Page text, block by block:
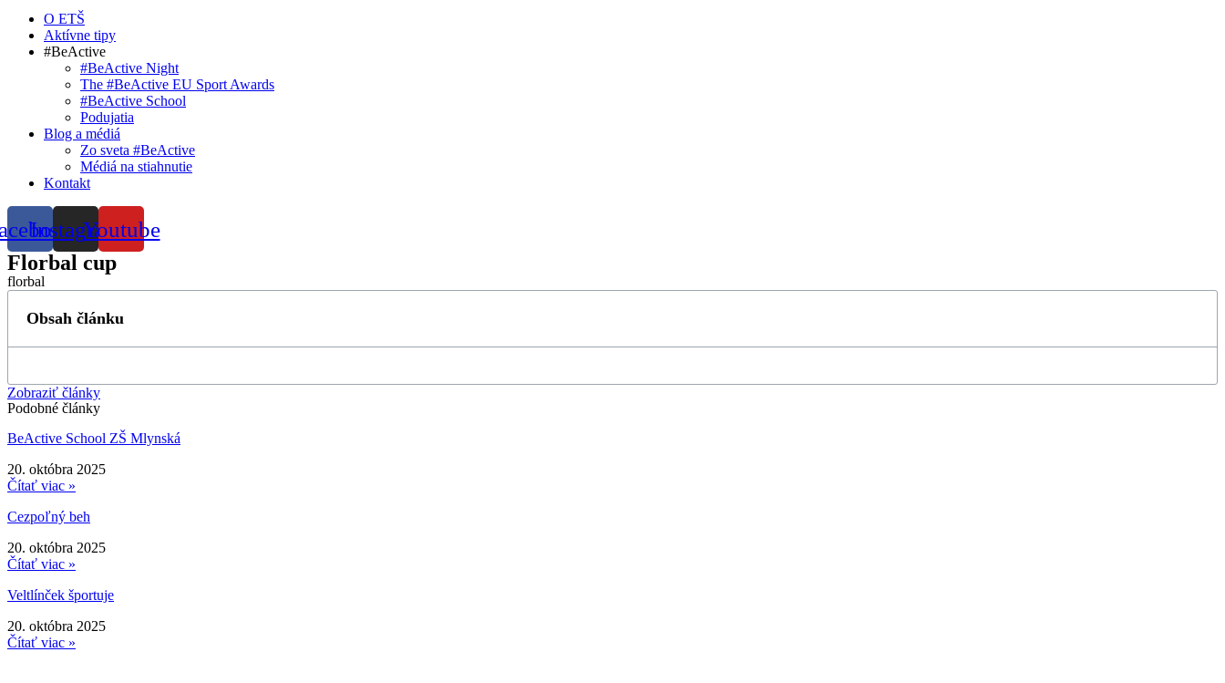
O ETŠ
Aktívne tipy
#BeActive
#BeActive Night
The #BeActive EU Sport Awards
#BeActive School
Podujatia
Blog a médiá
Zo sveta #BeActive
Médiá na stiahnutie
Kontakt
InstagramYoutube
Florbal cup
florbal
Obsah článku
Zobraziť články
Podobné články
BeActive School ZŠ Mlynská
20. októbra 2025
Čítať viac »
Cezpoľný beh
20. októbra 2025
Čítať viac »
Veltlínček športuje
20. októbra 2025
Čítať viac »